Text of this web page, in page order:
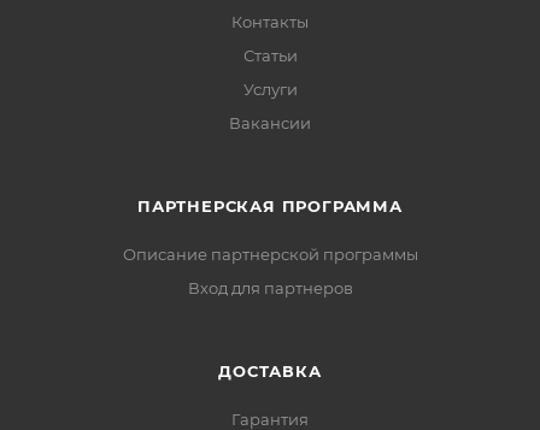
Контакты
Статьи
Услуги
Вакансии
ПАРТНЕРСКАЯ ПРОГРАММА
Описание партнерской программы
Вход для партнеров
ДОСТАВКА
Гарантия